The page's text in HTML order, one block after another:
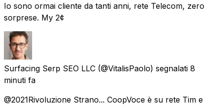
Io sono ormai cliente da tanti anni, rete Telecom, zero
sorprese. My 2¢
Surfacing Serp SEO LLC (@VitalisPaolo) segnalati 8
minuti fa
@2021Rivoluzione Strano... CoopVoce è su rete Tim e